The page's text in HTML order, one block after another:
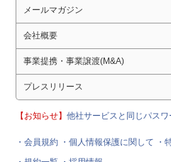
メールマガジン
会社概要
事業提携・事業譲渡(M&A)
プレスリリース
【お知らせ】他社サービスと同じパス
・会員規約 ・個人情報保護に関して
・